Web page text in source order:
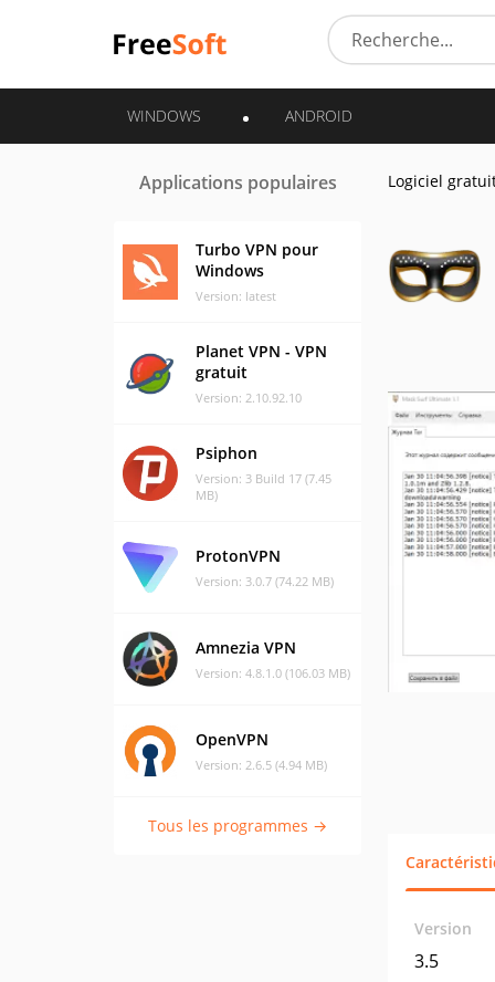
WINDOWS ANDROID
Applications populaires
Turbo VPN pour
Windows
Version: latest
Planet VPN - VPN
gratuit
Version: 2.10.92.10
Psiphon
Version: 3 Build 17 (7.45
MB)
ProtonVPN
Version: 3.0.7 (74.22 MB)
Amnezia VPN
Version: 4.8.1.0 (106.03 MB)
OpenVPN
Version: 2.6.5 (4.94 MB)
Tous les programmes →
Logiciel
Version
3.5